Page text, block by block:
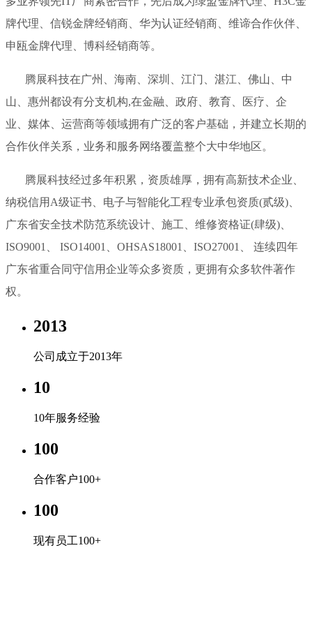
牌代理、信锐金牌经销商、华为认证经销商、维谛合作伙伴、
申瓯金牌代理、博科经销商等。
腾展科技在广州、海南、深圳、江门、湛江、佛山、中
山、惠州都设有分支机构,在金融、政府、教育、医疗、企
业、媒体、运营商等领域拥有广泛的客户基础，并建立长期的
合作伙伴关系，业务和服务网络覆盖整个大中华地区。
腾展科技经过多年积累，资质雄厚，拥有高新技术企业、
纳税信用A级证书、电子与智能化工程专业承包资质(贰级)、
广东省安全技术防范系统设计、施工、维修资格证(肆级)、
ISO9001、 ISO14001、OHSAS18001、ISO27001、 连续四年
广东省重合同守信用企业等众多资质，更拥有众多软件著作
权。
2013
公司成立于2013年
10
10年服务经验
100
合作客户100+
100
现有员工100+